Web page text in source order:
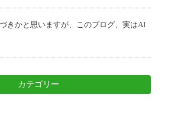
きかと思いますが、このブログ、実はAI
カテゴリー